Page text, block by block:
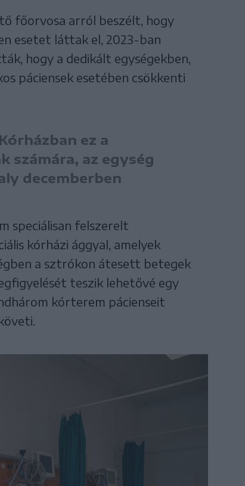
főorvosa arról beszélt, hogy
esetet láttak el, 2023-ban
hogy a dedikált egységekben,
páciensek esetében csökkenti
ez a
számára, az egység
decemberben
speciálisan felszerelt
kórházi ággyal, amelyek
a sztrókon átesett betegek
teszik lehetővé egy
kórterem pácienseit